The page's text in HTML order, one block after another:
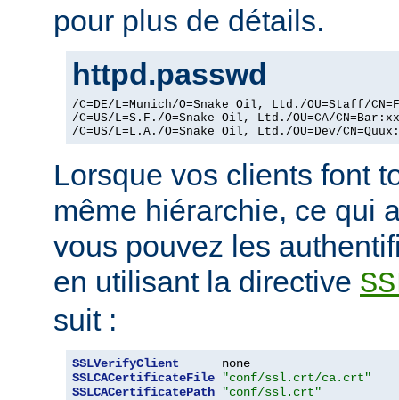
pour plus de détails.
httpd.passwd
/C=DE/L=Munich/O=Snake Oil, Ltd./OU=Staff/
/C=US/L=S.F./O=Snake Oil, Ltd./OU=CA/
/C=US/L=L.A./O=Snake Oil, Ltd./OU=Dev/
Lorsque vos clients font
même hiérarchie, ce qui
vous pouvez les
en utilisant la directive
suit :
SSLVerifyClient
SSLCACertificateFile
"conf/ssl.crt/ca.crt"
SSLCACertificatePath
"conf/ssl.crt"